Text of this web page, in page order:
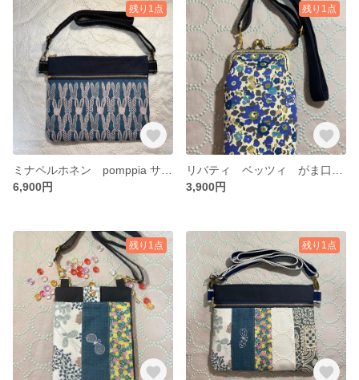
残り1点
6,900円
残り1点
3,900円
残り1点 残り1点